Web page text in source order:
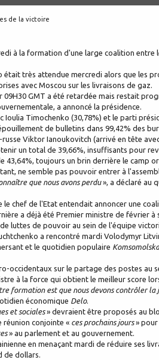
de la victoire
à la formation d'une large coalition entre
très attendue mercredi alors que les
avec Moscou sur les livraisons de gaz.
GMT a été retardée mais restait
a annoncé la présidence.
Ioulia Timochenko (30,78%) et le parti
de bulletins dans 99,42% des
Viktor Ianoukovitch (arrivé en tête
un total de 39,66%, insuffisants pour
toujours un brin derrière le camp
ne semble pas pouvoir entrer à
que nous avons perdu», a déclaré au
chef de l'Etat entendait annoncer une
a déjà été Premier ministre de février
luttes de pouvoir au sein de l'équipe
a rencontré mardi Volodymyr
et le quotidien populaire
occidentaux sur le partage des postes au
à la force qui obtient le meilleur score
formation est que nous devons contrôler
économique Delo.
et sociales» devraient être proposés au
réunion conjointe « ces prochains jours» pour
» au parlement et au gouvernement.
en menaçant mardi de réduire ses
de dollars.